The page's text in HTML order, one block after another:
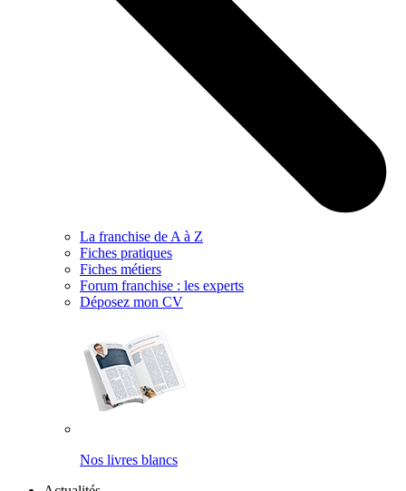
La franchise de A à Z
Fiches pratiques
Fiches métiers
Forum franchise : les experts
Déposez mon CV
Nos livres blancs